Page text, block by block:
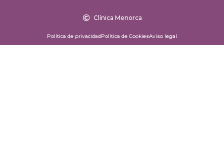
Clínica Menorca
Política de privacidadPolítica de CookiesAviso legal